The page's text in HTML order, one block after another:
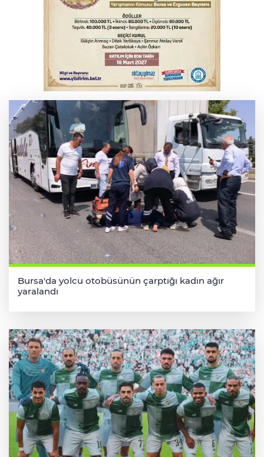
Osmangazi’de iş arayanlara destek
YENİ Parti Genel Başkanı Özel'den
Çerçeve Yasa yorumu
Bursa'da yolcu otobüsünün çarptığı kadın ağır
yaralandı